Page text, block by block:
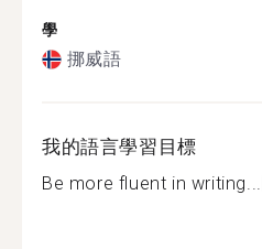
學
挪威語
我的語言學習目標
Be more fluent in writing...